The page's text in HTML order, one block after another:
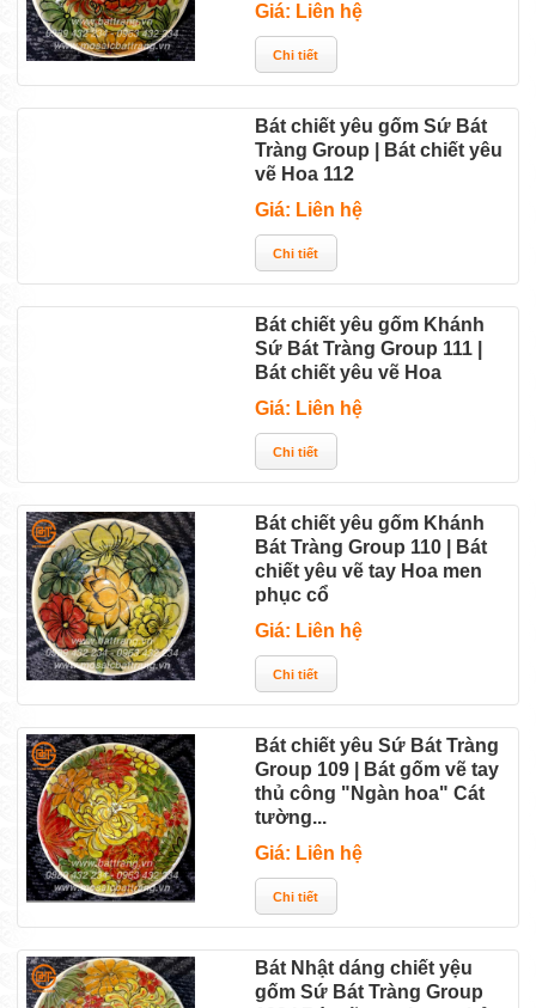
Giá: Liên hệ
Bát chiết yêu gốm Sứ Bát
Tràng Group | Bát chiết yêu
vẽ Hoa 112
Giá: Liên hệ
Bát chiết yêu gốm Khánh
Sứ Bát Tràng Group 111 |
Bát chiết yêu vẽ Hoa
Giá: Liên hệ
Bát chiết yêu gốm Khánh
Bát Tràng Group 110 | Bát
chiết yêu vẽ tay Hoa men
phục cổ
Giá: Liên hệ
Bát chiết yêu Sứ Bát Tràng
Group 109 | Bát gốm vẽ tay
thủ công "Ngàn hoa" Cát
tường...
Giá: Liên hệ
Bát Nhật dáng chiết yệu
gốm Sứ Bát Tràng Group